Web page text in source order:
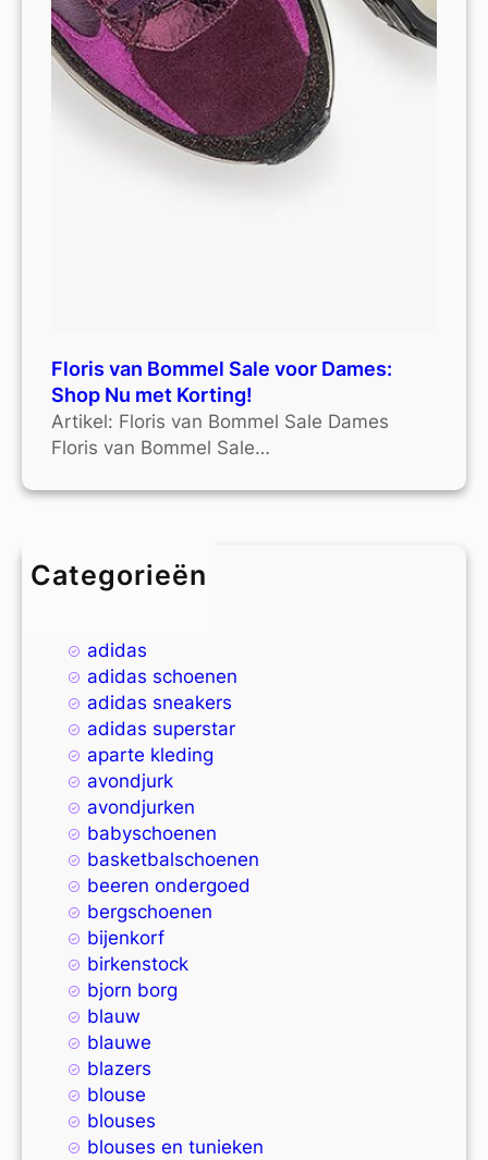
Floris van Bommel Sale voor Dames:
Shop Nu met Korting!
Artikel: Floris van Bommel Sale Dames
Floris van Bommel Sale…
Categorieën
4xl
adidas
adidas schoenen
adidas sneakers
adidas superstar
aparte kleding
avondjurk
avondjurken
babyschoenen
basketbalschoenen
beeren ondergoed
bergschoenen
bijenkorf
birkenstock
bjorn borg
blauw
blauwe
blazers
blouse
blouses
blouses en tunieken